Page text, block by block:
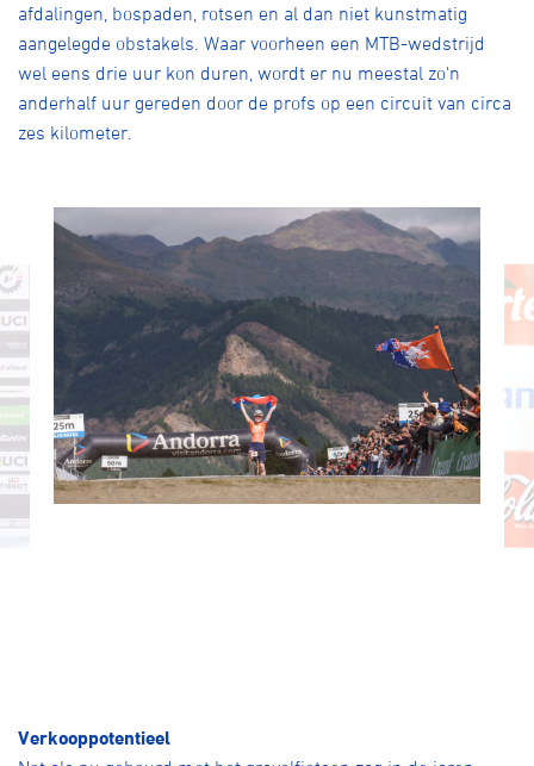
afdalingen, bospaden, rotsen en al dan niet kunstmatig
aangelegde obstakels. Waar voorheen een MTB-wedstrijd
wel eens drie uur kon duren, wordt er nu meestal zo'n
anderhalf uur gereden door de profs op een circuit van circa
zes kilometer.
Verkooppotentieel